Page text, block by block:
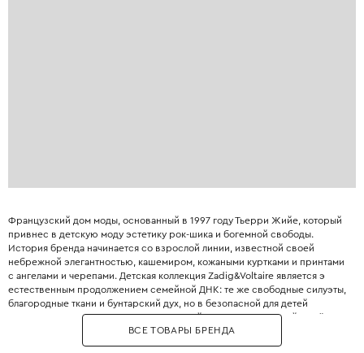
Французский дом моды, основанный в 1997 году Тьерри Жийе, который
привнес в детскую моду эстетику рок-шика и богемной свободы.
История бренда начинается со взрослой линии, известной своей
небрежной элегантностью, кашемиром, кожаными куртками и принтами
с ангелами и черепами. Детская коллекция Zadig&Voltaire является э
естественным продолжением семейной ДНК: те же свободные силуэты,
благородные ткани и бунтарский дух, но в безопасной для детей
интерпретации. Бренд использует мягкий кашемир, струящийся шёлк,
органический хлопок и веганские материалы. В каждой коллекции -
узнаваемые худи с логотипом бренда, лёгкие платья с асимметричным
ВСЕ ТОВАРЫ БРЕНДА